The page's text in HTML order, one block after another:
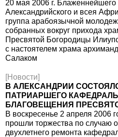
20 мая 2006 г.
Александрийского и всея
группа арабоязычной
собранных вокруг прихода
Пресвятой Богородицы
с настоятелем храма
Салаком
[Новости]
В АЛЕКСАНДРИИ
ПАТРИАРШЕГО
БЛАГОВЕЩЕНИЯ
В воскресенье 2 апреля 2006
прошли торжества по случаю
двухлетнего ремонта